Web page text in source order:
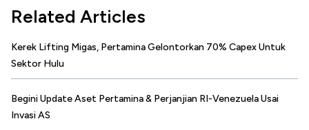
Related Articles
Kerek Lifting Migas, Pertamina Gelontorkan 70% Capex Untuk
Sektor Hulu
Begini Update Aset Pertamina & Perjanjian RI-Venezuela Usai
Invasi AS